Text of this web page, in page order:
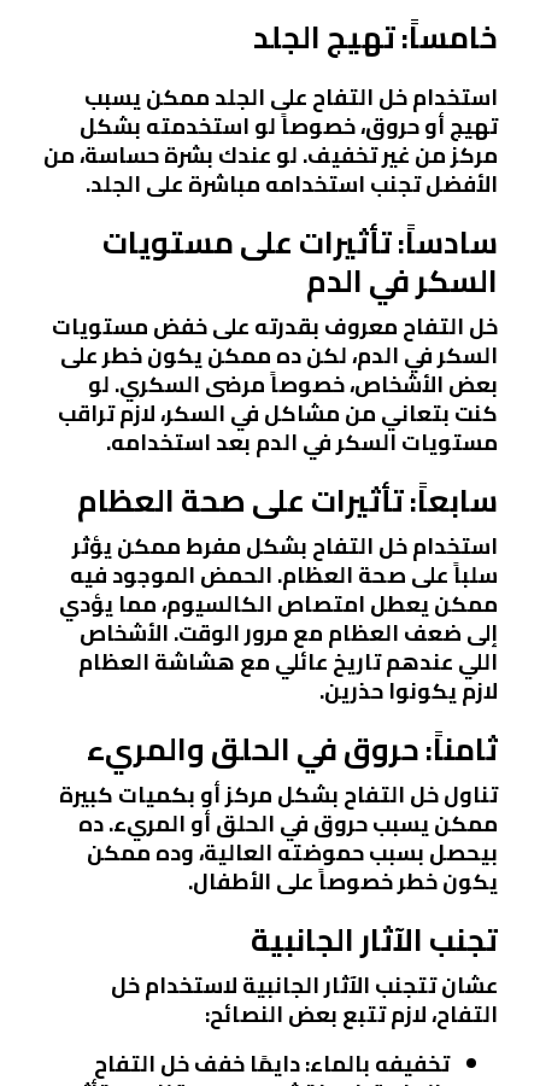
خامساً: تهيج الجلد
استخدام خل التفاح على الجلد ممكن يسبب
تهيج أو حروق، خصوصاً لو استخدمته بشكل
مركز من غير تخفيف. لو عندك بشرة حساسة، من
الأفضل تجنب استخدامه مباشرة على الجلد.
سادساً: تأثيرات على مستويات
السكر في الدم
خل التفاح معروف بقدرته على خفض مستويات
السكر في الدم، لكن ده ممكن يكون خطر على
بعض الأشخاص، خصوصاً مرضى السكري. لو
كنت بتعاني من مشاكل في السكر، لازم تراقب
مستويات السكر في الدم بعد استخدامه.
سابعاً: تأثيرات على صحة العظام
استخدام خل التفاح بشكل مفرط ممكن يؤثر
سلباً على صحة العظام. الحمض الموجود فيه
ممكن يعطل امتصاص الكالسيوم، مما يؤدي
إلى ضعف العظام مع مرور الوقت. الأشخاص
اللي عندهم تاريخ عائلي مع هشاشة العظام
لازم يكونوا حذرين.
ثامناً: حروق في الحلق والمريء
تناول خل التفاح بشكل مركز أو بكميات كبيرة
ممكن يسبب حروق في الحلق أو المريء. ده
بيحصل بسبب حموضته العالية، وده ممكن
يكون خطر خصوصاً على الأطفال.
تجنب الآثار الجانبية
عشان تتجنب الآثار الجانبية لاستخدام خل
التفاح، لازم تتبع بعض النصائح:
تخفيفه بالماء: دايمًا خفف خل التفاح